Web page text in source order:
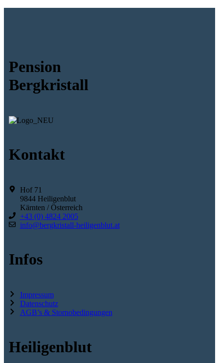
Pension
Bergkristall
Kontakt
Hof 71
9844 Heiligenblut
Kärnten / Österreich
+43 (0) 4824 2005
info@bergkristall-heiligenblut.at
Infos
Impressum
Datenschutz
AGB’s & Stornobedingungen
Heiligenblut